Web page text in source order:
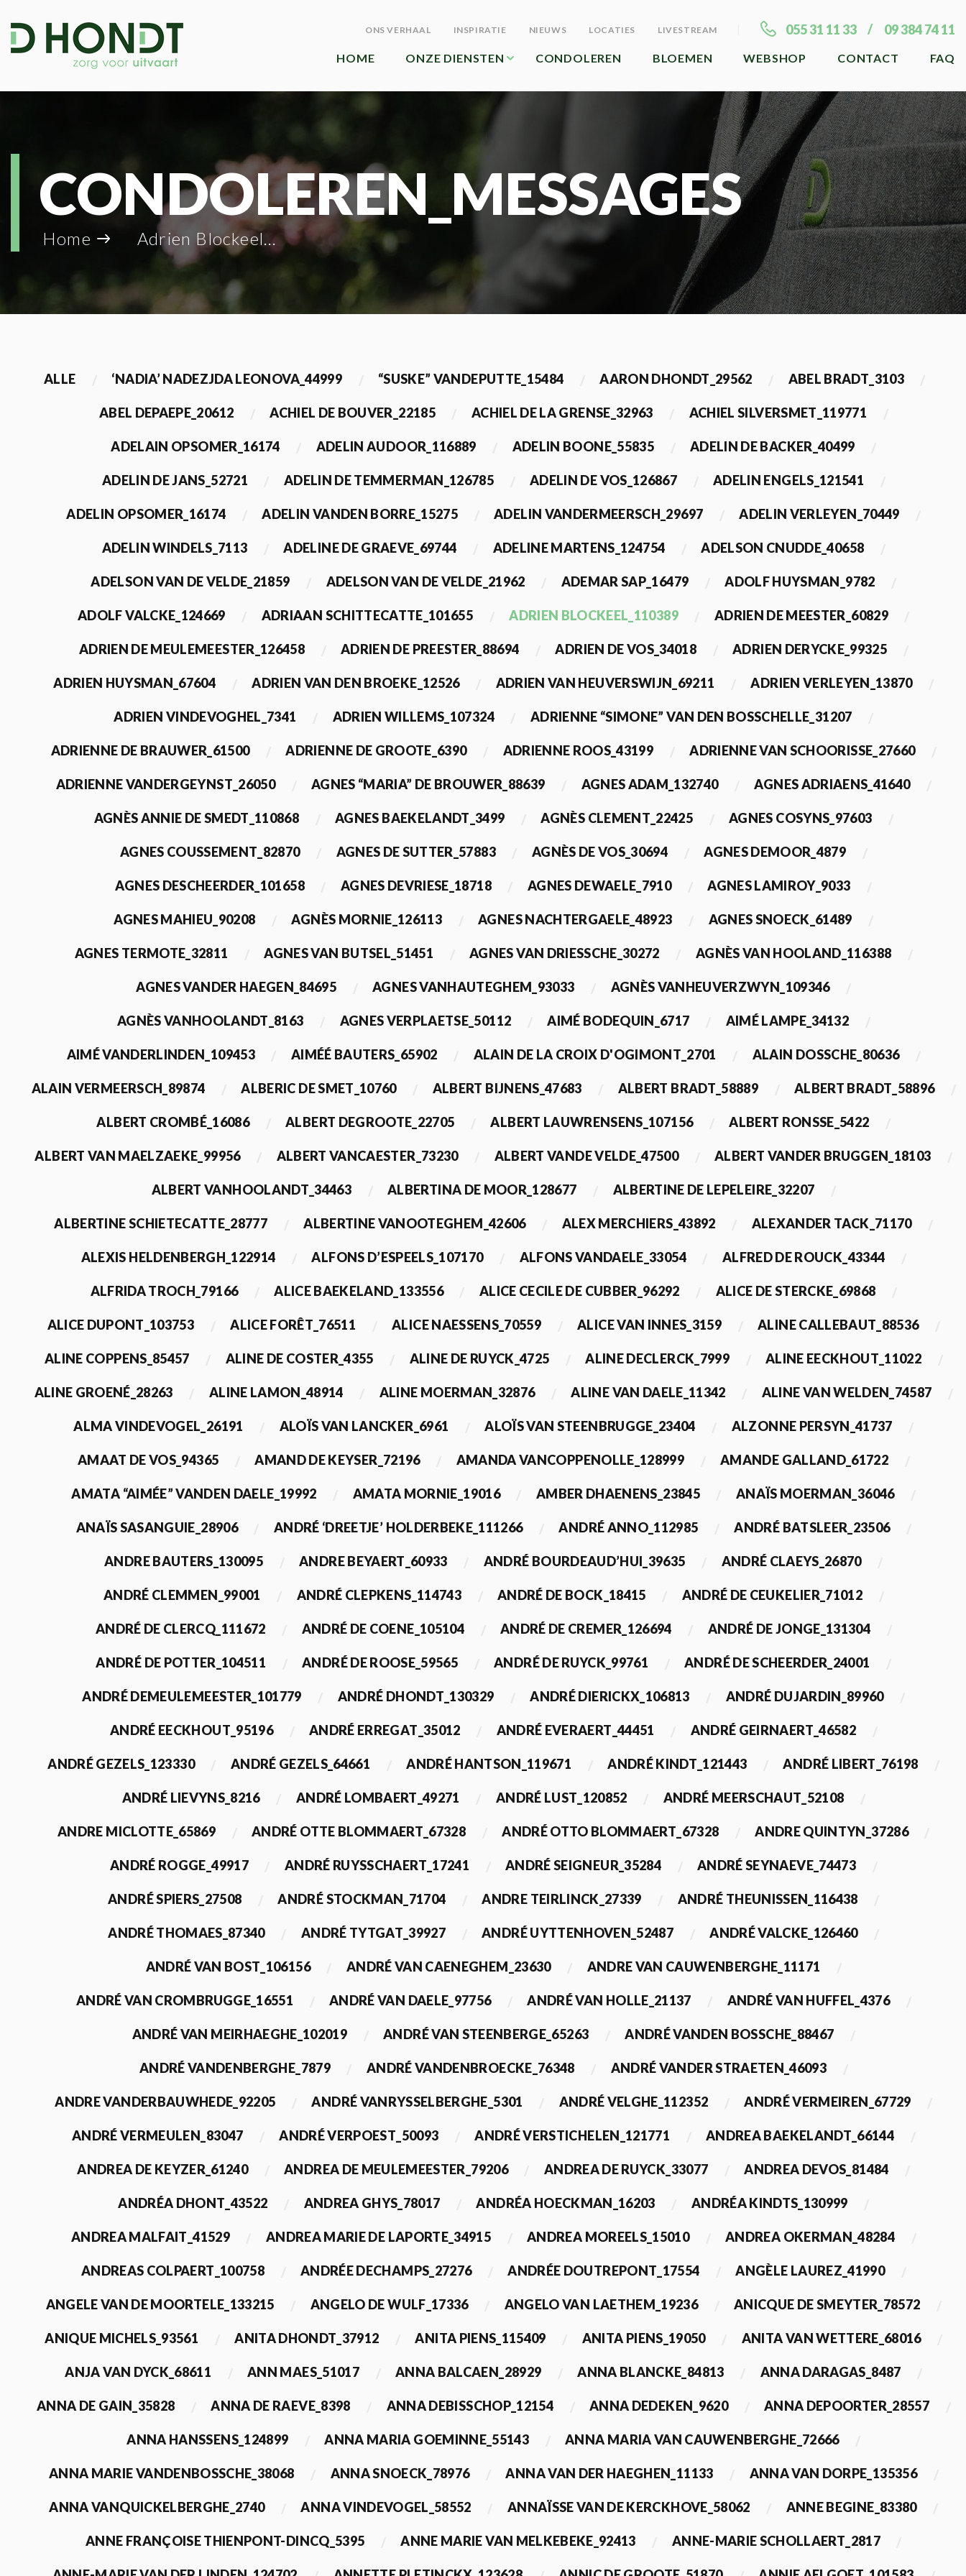
ONS VERHAAL INSPIRATIE NIEUWS LOCATIES LIVESTREAM 055 31 11 33 09 384 74 11
HOME ONZE DIENSTEN CONDOLEREN BLOEMEN WEBSHOP CONTACT FAQ
CONDOLEREN_MESSAGES
Home Adrien Blockeel_110389
ALLE ‘NADIA’ NADEZJDA LEONOVA_44999 “SUSKE” VANDEPUTTE_15484 AARON DHONDT_29562 ABEL BRADT_3103
ABEL DEPAEPE_20612 ACHIEL DE BOUVER_22185 ACHIEL DE LA GRENSE_32963 ACHIEL SILVERSMET_119771
ADELAIN OPSOMER_16174 ADELIN AUDOOR_116889 ADELIN BOONE_55835 ADELIN DE BACKER_40499
ADELIN DE JANS_52721 ADELIN DE TEMMERMAN_126785 ADELIN DE VOS_126867 ADELIN ENGELS_121541
ADELIN OPSOMER_16174 ADELIN VANDEN BORRE_15275 ADELIN VANDERMEERSCH_29697 ADELIN VERLEYEN_70449
ADELIN WINDELS_7113 ADELINE DE GRAEVE_69744 ADELINE MARTENS_124754 ADELSON CNUDDE_40658
ADELSON VAN DE VELDE_21859 ADELSON VAN DE VELDE_21962 ADEMAR SAP_16479 ADOLF HUYSMAN_9782
ADOLF VALCKE_124669 ADRIAAN SCHITTECATTE_101655 ADRIEN BLOCKEEL_110389 ADRIEN DE MEESTER_60829
ADRIEN DE MEULEMEESTER_126458 ADRIEN DE PREESTER_88694 ADRIEN DE VOS_34018 ADRIEN DERYCKE_99325
ADRIEN HUYSMAN_67604 ADRIEN VAN DEN BROEKE_12526 ADRIEN VAN HEUVERSWIJN_69211 ADRIEN VERLEYEN_13870
ADRIEN VINDEVOGHEL_7341 ADRIEN WILLEMS_107324 ADRIENNE “SIMONE” VAN DEN BOSSCHELLE_31207
ADRIENNE DE BRAUWER_61500 ADRIENNE DE GROOTE_6390 ADRIENNE ROOS_43199 ADRIENNE VAN SCHOORISSE_27660
ADRIENNE VANDERGEYNST_26050 AGNES “MARIA” DE BROUWER_88639 AGNES ADAM_132740 AGNES ADRIAENS_41640
AGNÈS ANNIE DE SMEDT_110868 AGNES BAEKELANDT_3499 AGNÈS CLEMENT_22425 AGNES COSYNS_97603
AGNES COUSSEMENT_82870 AGNES DE SUTTER_57883 AGNÈS DE VOS_30694 AGNES DEMOOR_4879
AGNES DESCHEERDER_101658 AGNES DEVRIESE_18718 AGNES DEWAELE_7910 AGNES LAMIROY_9033
AGNES MAHIEU_90208 AGNÈS MORNIE_126113 AGNES NACHTERGAELE_48923 AGNES SNOECK_61489
AGNES TERMOTE_32811 AGNES VAN BUTSEL_51451 AGNES VAN DRIESSCHE_30272 AGNÈS VAN HOOLAND_116388
AGNES VANDER HAEGEN_84695 AGNES VANHAUTEGHEM_93033 AGNÈS VANHEUVERZWYN_109346
AGNÈS VANHOOLANDT_8163 AGNES VERPLAETSE_50112 AIMÉ BODEQUIN_6717 AIMÉ LAMPE_34132
AIMÉ VANDERLINDEN_109453 AIMÉÉ BAUTERS_65902 ALAIN DE LA CROIX D'OGIMONT_2701 ALAIN DOSSCHE_80636
ALAIN VERMEERSCH_89874 ALBERIC DE SMET_10760 ALBERT BIJNENS_47683 ALBERT BRADT_58889 ALBERT BRADT_58896
ALBERT CROMBÉ_16086 ALBERT DEGROOTE_22705 ALBERT LAUWRENSENS_107156 ALBERT RONSSE_5422
ALBERT VAN MAELZAEKE_99956 ALBERT VANCAESTER_73230 ALBERT VANDE VELDE_47500 ALBERT VANDER BRUGGEN_18103
ALBERT VANHOOLANDT_34463 ALBERTINA DE MOOR_128677 ALBERTINE DE LEPELEIRE_32207
ALBERTINE SCHIETECATTE_28777 ALBERTINE VANOOTEGHEM_42606 ALEX MERCHIERS_43892 ALEXANDER TACK_71170
ALEXIS HELDENBERGH_122914 ALFONS D’ESPEELS_107170 ALFONS VANDAELE_33054 ALFRED DE ROUCK_43344
ALFRIDA TROCH_79166 ALICE BAEKELAND_133556 ALICE CECILE DE CUBBER_96292 ALICE DE STERCKE_69868
ALICE DUPONT_103753 ALICE FORÊT_76511 ALICE NAESSENS_70559 ALICE VAN INNES_3159 ALINE CALLEBAUT_88536
ALINE COPPENS_85457 ALINE DE COSTER_4355 ALINE DE RUYCK_4725 ALINE DECLERCK_7999 ALINE EECKHOUT_11022
ALINE GROENÉ_28263 ALINE LAMON_48914 ALINE MOERMAN_32876 ALINE VAN DAELE_11342 ALINE VAN WELDEN_74587
ALMA VINDEVOGEL_26191 ALOÏS VAN LANCKER_6961 ALOÏS VAN STEENBRUGGE_23404 ALZONNE PERSYN_41737
AMAAT DE VOS_94365 AMAND DE KEYSER_72196 AMANDA VANCOPPENOLLE_128999 AMANDE GALLAND_61722
AMATA “AIMÉE” VANDEN DAELE_19992 AMATA MORNIE_19016 AMBER DHAENENS_23845 ANAÏS MOERMAN_36046
ANAÏS SASANGUIE_28906 ANDRÉ ‘DREETJE’ HOLDERBEKE_111266 ANDRÉ ANNO_112985 ANDRÉ BATSLEER_23506
ANDRE BAUTERS_130095 ANDRE BEYAERT_60933 ANDRÉ BOURDEAUD’HUI_39635 ANDRÉ CLAEYS_26870
ANDRÉ CLEMMEN_99001 ANDRÉ CLEPKENS_114743 ANDRÉ DE BOCK_18415 ANDRÉ DE CEUKELIER_71012
ANDRÉ DE CLERCQ_111672 ANDRÉ DE COENE_105104 ANDRÉ DE CREMER_126694 ANDRÉ DE JONGE_131304
ANDRÉ DE POTTER_104511 ANDRÉ DE ROOSE_59565 ANDRÉ DE RUYCK_99761 ANDRÉ DE SCHEERDER_24001
ANDRÉ DEMEULEMEESTER_101779 ANDRÉ DHONDT_130329 ANDRÉ DIERICKX_106813 ANDRÉ DUJARDIN_89960
ANDRÉ EECKHOUT_95196 ANDRÉ ERREGAT_35012 ANDRÉ EVERAERT_44451 ANDRÉ GEIRNAERT_46582
ANDRÉ GEZELS_123330 ANDRÉ GEZELS_64661 ANDRÉ HANTSON_119671 ANDRÉ KINDT_121443 ANDRÉ LIBERT_76198
ANDRÉ LIEVYNS_8216 ANDRÉ LOMBAERT_49271 ANDRÉ LUST_120852 ANDRÉ MEERSCHAUT_52108
ANDRE MICLOTTE_65869 ANDRÉ OTTE BLOMMAERT_67328 ANDRÉ OTTO BLOMMAERT_67328 ANDRE QUINTYN_37286
ANDRÉ ROGGE_49917 ANDRÉ RUYSSCHAERT_17241 ANDRÉ SEIGNEUR_35284 ANDRÉ SEYNAEVE_74473
ANDRÉ SPIERS_27508 ANDRÉ STOCKMAN_71704 ANDRE TEIRLINCK_27339 ANDRÉ THEUNISSEN_116438
ANDRÉ THOMAES_87340 ANDRÉ TYTGAT_39927 ANDRÉ UYTTENHOVEN_52487 ANDRÉ VALCKE_126460
ANDRÉ VAN BOST_106156 ANDRÉ VAN CAENEGHEM_23630 ANDRE VAN CAUWENBERGHE_11171
ANDRÉ VAN CROMBRUGGE_16551 ANDRÉ VAN DAELE_97756 ANDRÉ VAN HOLLE_21137 ANDRÉ VAN HUFFEL_4376
ANDRÉ VAN MEIRHAEGHE_102019 ANDRÉ VAN STEENBERGE_65263 ANDRÉ VANDEN BOSSCHE_88467
ANDRÉ VANDENBERGHE_7879 ANDRÉ VANDENBROECKE_76348 ANDRÉ VANDER STRAETEN_46093
ANDRE VANDERBAUWHEDE_92205 ANDRÉ VANRYSSELBERGHE_5301 ANDRÉ VELGHE_112352 ANDRÉ VERMEIREN_67729
ANDRÉ VERMEULEN_83047 ANDRÉ VERPOEST_50093 ANDRÉ VERSTICHELEN_121771 ANDREA BAEKELANDT_66144
ANDREA DE KEYZER_61240 ANDREA DE MEULEMEESTER_79206 ANDREA DE RUYCK_33077 ANDREA DEVOS_81484
ANDRÉA DHONT_43522 ANDREA GHYS_78017 ANDRÉA HOECKMAN_16203 ANDRÉA KINDTS_130999
ANDREA MALFAIT_41529 ANDREA MARIE DE LAPORTE_34915 ANDREA MOREELS_15010 ANDREA OKERMAN_48284
ANDREAS COLPAERT_100758 ANDRÉE DECHAMPS_27276 ANDRÉE DOUTREPONT_17554 ANGÈLE LAUREZ_41990
ANGELE VAN DE MOORTELE_133215 ANGELO DE WULF_17336 ANGELO VAN LAETHEM_19236 ANICQUE DE SMEYTER_78572
ANIQUE MICHELS_93561 ANITA DHONDT_37912 ANITA PIENS_115409 ANITA PIENS_19050 ANITA VAN WETTERE_68016
ANJA VAN DYCK_68611 ANN MAES_51017 ANNA BALCAEN_28929 ANNA BLANCKE_84813 ANNA DARAGAS_8487
ANNA DE GAIN_35828 ANNA DE RAEVE_8398 ANNA DEBISSCHOP_12154 ANNA DEDEKEN_9620 ANNA DEPOORTER_28557
ANNA HANSSENS_124899 ANNA MARIA GOEMINNE_55143 ANNA MARIA VAN CAUWENBERGHE_72666
ANNA MARIE VANDENBOSSCHE_38068 ANNA SNOECK_78976 ANNA VAN DER HAEGHEN_11133 ANNA VAN DORPE_135356
ANNA VANQUICKELBERGHE_2740 ANNA VINDEVOGEL_58552 ANNAÏSSE VAN DE KERCKHOVE_58062 ANNE BEGINE_83380
ANNE FRANÇOISE THIENPONT-DINCQ_5395 ANNE MARIE VAN MELKEBEKE_92413 ANNE-MARIE SCHOLLAERT_2817